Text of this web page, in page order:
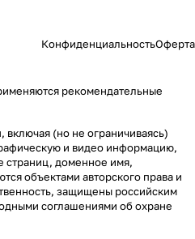
КонфиденциальностьОферта
рекомендательные
(но не ограничиваясь)
и видео информацию,
страниц, доменное имя,
объектами авторского права и
защищены российским
соглашениями об охране